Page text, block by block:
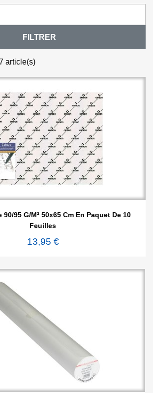
FILTRER
article(s)
90/95 G/m² 50x65 Cm En Paquet De 10
Feuilles
13,95 €